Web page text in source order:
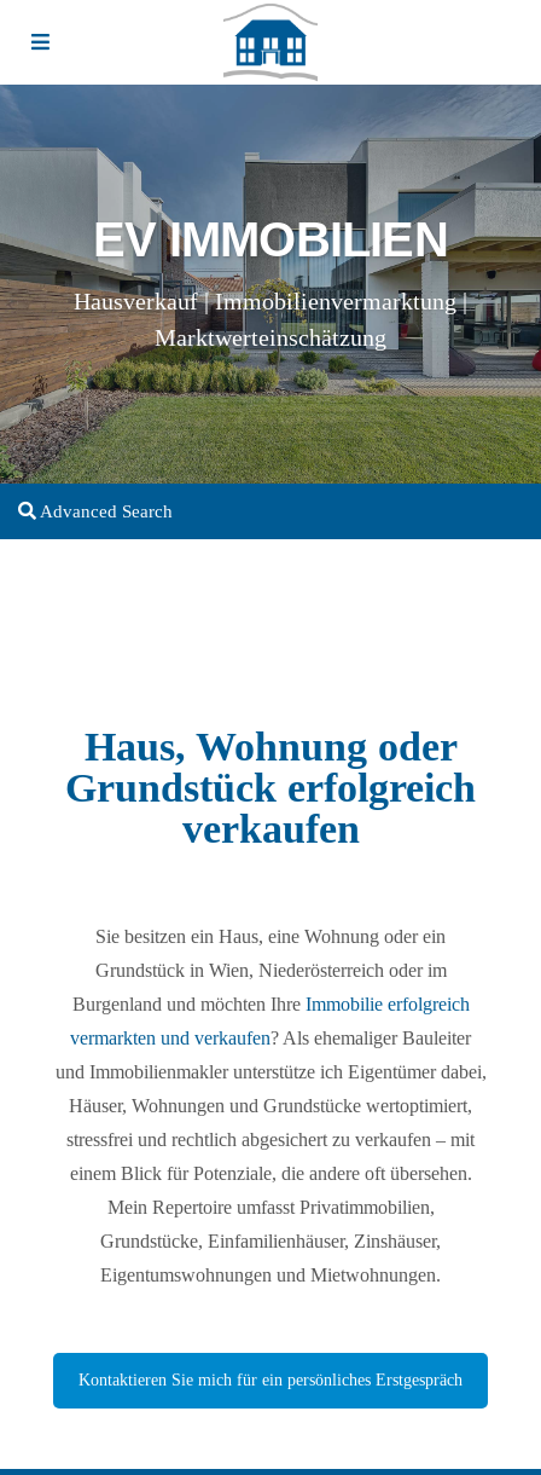
EV IMMOBILIEN
Hausverkauf | Immobilienvermarktung |
Marktwerteinschätzung
Advanced Search
Haus, Wohnung oder
Grundstück erfolgreich
verkaufen
Sie besitzen ein Haus, eine Wohnung oder ein
Grundstück in Wien, Niederösterreich oder im
Burgenland und möchten Ihre Immobilie erfolgreich
vermarkten und verkaufen? Als ehemaliger Bauleiter
und Immobilienmakler unterstütze ich Eigentümer dabei,
Häuser, Wohnungen und Grundstücke wertoptimiert,
stressfrei und rechtlich abgesichert zu verkaufen – mit
einem Blick für Potenziale, die andere oft übersehen.
Mein Repertoire umfasst Privatimmobilien,
Grundstücke, Einfamilienhäuser, Zinshäuser,
Eigentumswohnungen und Mietwohnungen.
Kontaktieren Sie mich für ein persönliches Erstgespräch